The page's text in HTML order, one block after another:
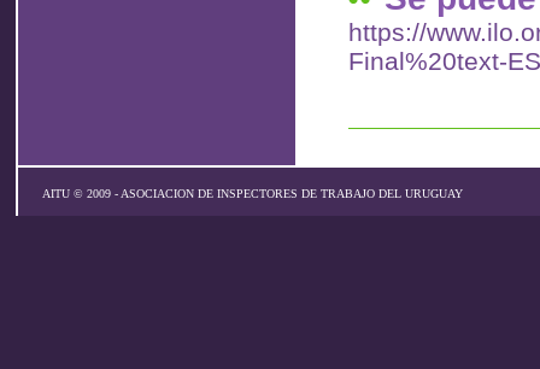
https://
Final%20text-
AITU © 2009 - ASOCIACION DE INSPECTORES DE TRABAJO DEL URUGUAY